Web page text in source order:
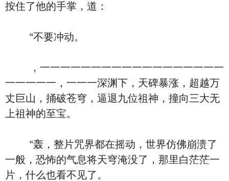
按住了他的手掌，道：
“不要冲动。
，一一一一一一一一一一一一一一一一一一
一一一一一，一一一深渊下，天碑暴涨，超越万
丈巨山，捅破苍穹，逼退九位祖神，撞向三大无
上祖神的至宝。
“轰，整片咒界都在摇动，世界仿佛崩溃了
一般，恐怖的气息将天穹淹没了，那里白茫茫一
片，什么也看不见了。